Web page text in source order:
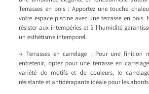
Terrasses en bois : Apportez une touche
votre espace piscine avec une terrasse en bois.
résister aux intempéries et à l’humidité
un esthétisme intemporel.
→ Terrasses en carrelage : Pour une finition
entretenir, optez pour une terrasse en
variété de motifs et de couleurs, le
résistante et antidérapante idéale pour les